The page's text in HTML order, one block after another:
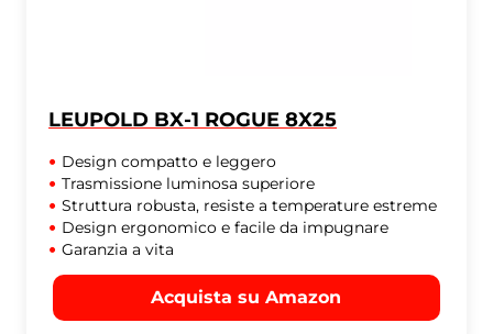
LEUPOLD BX-1 ROGUE 8X25
Design compatto e leggero
Trasmissione luminosa superiore
Struttura robusta, resiste a temperature estreme
Design ergonomico e facile da impugnare
Garanzia a vita
Acquista su Amazon